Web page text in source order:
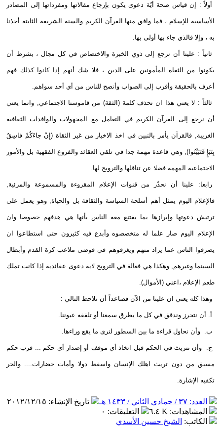
أولاً : إن قياس صحة أيّة دعوى يكون بإرجاع مقالاتها ومفرداتها إلى المصادر
الأساسية للإسلام ، فما وافق منها القرآن الكريم والسنة الشريفة الثابتة أخذنا
به ، وإلا فالذي جاء بها أولى بها.
ثانياً : علينا أن نرجع إلى ذوي الخبرة والاختصاص في كل مجال ، بشرط أن
يكونوا من الثقاة المأمونين على الدين ، فلا شك أنهم إذا كانوا كذلك فهم
أعرف بالحقيقة وأقرب إلى الصواب وأنصح للناس من أي أحد سواهم.
ثالثاً : لا يعني هذا ان نحذف كلمة (الثقة) من قاموسنا الاجتماعي, وانما يعني
أن نرجع إلى القرآن الكريم في التعامل مع المجهولات والوافدات الثقافية
الغريبة, فالقرآن يأمر بالتبين في اخذ الاخبار من غير الثقاة (إِنْ جاءَكُمْ فاسِقٌ
بِنَبَإٍ فَتَبَيَّنُوا), وهي قاعدة مهمة جدا في تلقي العقائد والفروع الفقهية بل والأمور
الاجتماعية المهمة فضلا عن تناقلها والترويج لها.
رابعا: علينا أن نحذّر من قنوات الإعلام المقروءة والمسموعة والمرئية,
فالإعلام اليوم يمثل أهم أسلحة السياسة والثقافة بل والحياة, وهو يعمل على
ترتيش دعوتها وإبرازها بما يقتنع معه الناس بأنها هي هدفهم خصوصا وان
الإعلام اليوم صار علما له متخصصوه وأبدع فيه كثيرون حتى استطاعوا ان
يصرفوا الناس عما يراد منهم ويغرقوهم في فوضى ملاعب كرة القدم وأبطال
السينما وغيرهم, وهكذا هي فعالة في الترويج لاية دعوى عقائدية إذا كانت تملك
طعم الإعلام ،اعني (الأموال).
وهذا كله يعني ان علينا من الآن فصاعداً أن نلاحظ التالي :
أ. أن نتحرز وندقق في كل ما يطرق سمعنا أو تلقفه عيوننا.
ب. وأن نحاول قراءة ما بين السطور لنرى ما يقع وراءها.
ج. وأن نتريث في الحكم قبل اتخاذ أي موقف أو إصدار أي حكم ... فرب حكم
مسبق من دون تريث اهلك الإنسان واسقط دولا وأمات حضارات.... والحر
تكفيه الإشارة.
العدد: ٣٧ / جمادي الثاني / ١٤٣٣ هـ تاريخ الإنشاء: ٢٠١٢/١٢/١٥
المشاهدات: ٦.٤ K التعليقات: ٠
الكاتب: الشيخ حسين الأسدي